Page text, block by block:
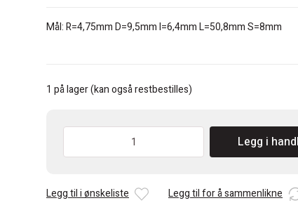
Mål: R=4,75mm D=9,5mm I=6,4mm L=50,8mm S=8mm
1 på lager (kan også restbestilles)
Legg i
Legg til i ønskeliste Legg til for å sammenlikne